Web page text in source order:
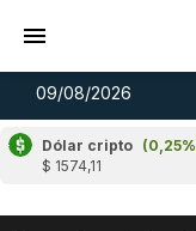
09/08/2026
Dólar cripto
$ 1574,11